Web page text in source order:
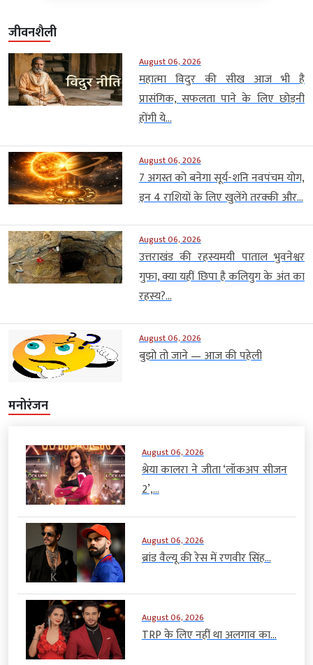
जीवनशैली
August 06, 2026
महात्मा विदुर की सीख आज भी है
प्रासंगिक, सफलता पाने के लिए छोड़नी
होंगी ये...
August 06, 2026
7 अगस्त को बनेगा सूर्य-शनि नवपंचम योग,
इन 4 राशियों के लिए खुलेंगे तरक्की और...
August 06, 2026
उत्तराखंड की रहस्यमयी पाताल भुवनेश्वर
गुफा, क्या यहीं छिपा है कलियुग के अंत का
रहस्य?...
August 06, 2026
बुझो तो जाने — आज की पहेली
मनोरंजन
August 06, 2026
श्रेया कालरा ने जीता ‘लॉकअप सीजन
2’,...
August 06, 2026
ब्रांड वैल्यू की रेस में रणवीर सिंह...
August 06, 2026
TRP के लिए नहीं था अलगाव का...